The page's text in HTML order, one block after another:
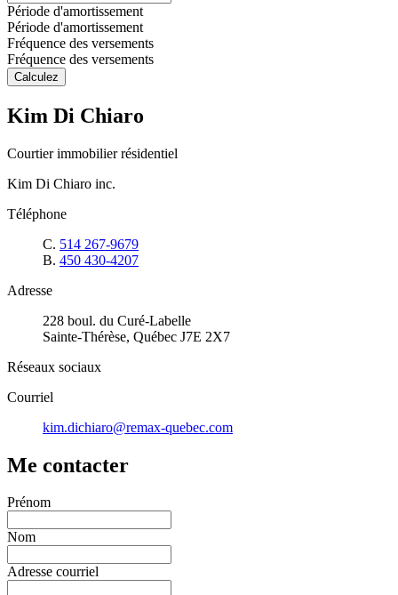
Période d'amortissement
Période d'amortissement
Fréquence des versements
Fréquence des versements
Calculez
Kim Di Chiaro
Courtier immobilier résidentiel
Kim Di Chiaro inc.
Téléphone
C. 514 267-9679
B. 450 430-4207
Adresse
228 boul. du Curé-Labelle
Sainte-Thérèse, Québec J7E 2X7
Réseaux sociaux
Courriel
kim.dichiaro@remax-quebec.com
Me contacter
Prénom
Nom
Adresse courriel